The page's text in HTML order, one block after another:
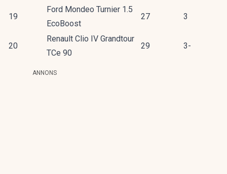
19
Ford Mondeo Turnier 1.5
EcoBoost
27 3
20
Renault Clio IV Grandtour
TCe 90
29 3-
ANNONS